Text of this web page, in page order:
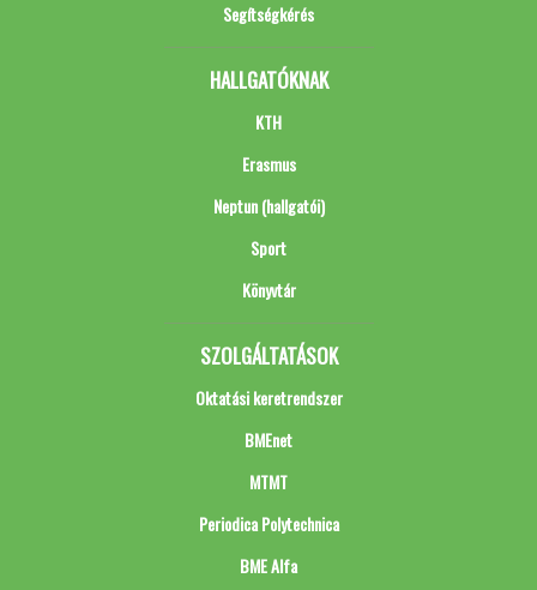
Segítségkérés
HALLGATÓKNAK
KTH
Erasmus
Neptun (hallgatói)
Sport
Könyvtár
SZOLGÁLTATÁSOK
Oktatási keretrendszer
BMEnet
MTMT
Periodica Polytechnica
BME Alfa